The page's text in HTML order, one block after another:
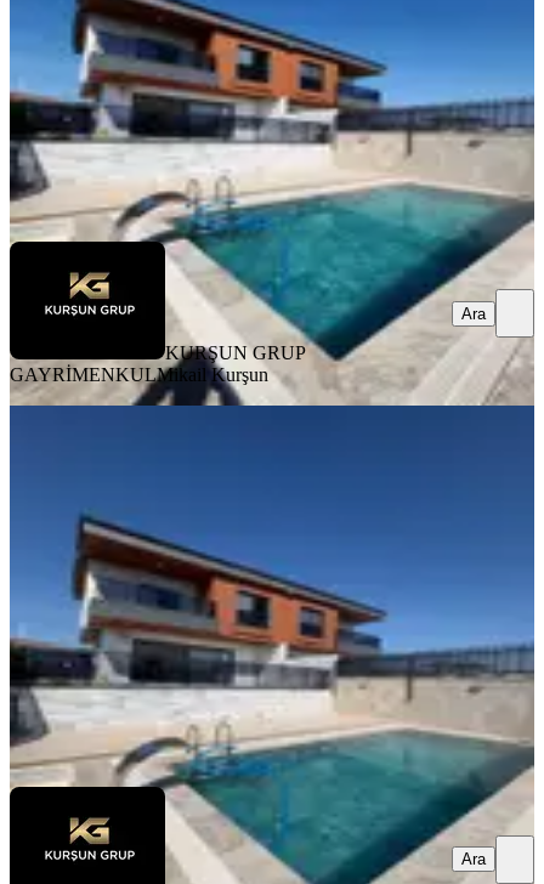
3+1·480 m²
23.800.000 ₺
KURŞUN GRUP GAYRİMENKUL Mikail Kurşun
KURŞUN GRUP
GAYRİMENKULMikail Kurşun
Ara
3+1·480 m²
23.850.000 ₺
KURŞUN GRUP GAYRİMENKUL Mikail Kurşun
Ara
Ara